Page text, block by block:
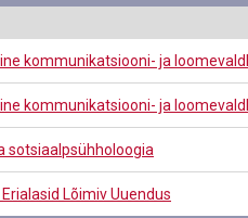
kommunikatsiooni- ja
kommunikatsiooni- ja
sotsiaalpsühholoogia
Lõimiv Uuendus